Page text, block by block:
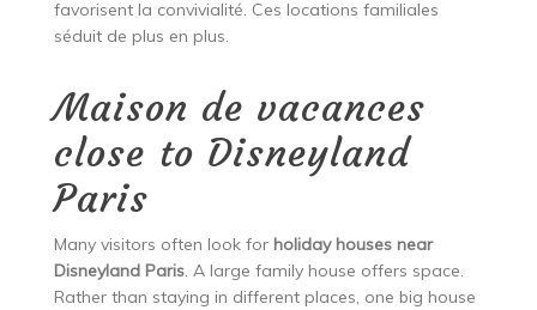
favorisent la convivialité. Ces locations familiales
séduit de plus en plus.
Maison de vacances
close to Disneyland
Paris
Many visitors often look for holiday houses near
Disneyland Paris. A large family house offers space.
Rather than staying in different places, one big house